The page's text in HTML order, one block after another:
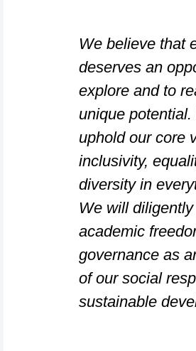
We believe that
deserves an
explore and to
unique
uphold our core
inclusivity,
diversity in
We will
academic
governance as
of our social
sustainable